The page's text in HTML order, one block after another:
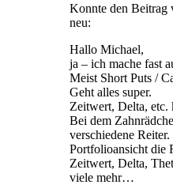
Konnte den Beitrag
neu:
Hallo Michael,
ja – ich mache fast
Meist Short Puts /
Geht alles super.
Zeitwert, Delta, etc.
Bei dem
verschiedene
Portfolioansicht die
Zeitwert, Delta,
viele mehr…